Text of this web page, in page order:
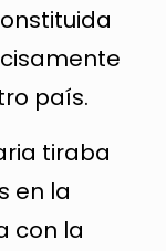
país.
tiraba
en la
con la